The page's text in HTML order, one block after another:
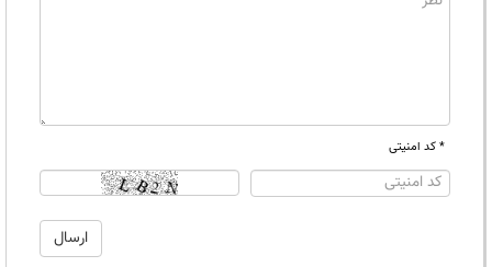
* کد امنیتی